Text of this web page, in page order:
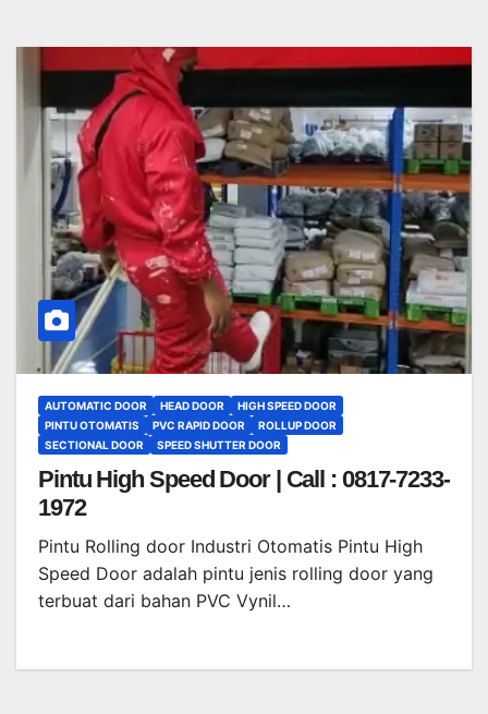
AUTOMATIC DOOR HEAD DOOR
HIGH SPEED DOOR
PINTU OTOMATIS
PVC RAPID DOOR
ROLLUP DOOR
SECTIONAL DOOR
SPEED SHUTTER DOOR
Pintu High Speed Door | Call : 0817-7233-
1972
Pintu Rolling door Industri Otomatis Pintu High
Speed Door adalah pintu jenis rolling door yang
terbuat dari bahan PVC Vynil…